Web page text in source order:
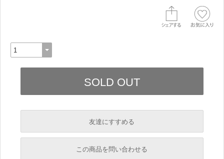
友達にすすめる
必須
この商品を問い合わせる